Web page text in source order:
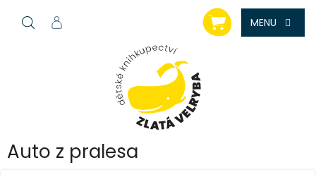
NÁKUPNÍ
KOŠÍK
Auto z pralesa